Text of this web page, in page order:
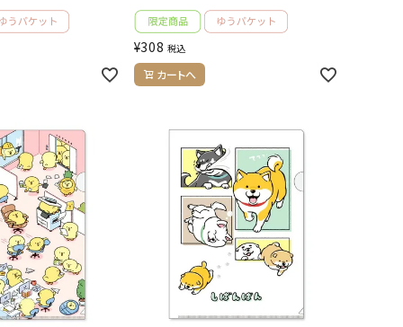
¥308 税込
カートへ